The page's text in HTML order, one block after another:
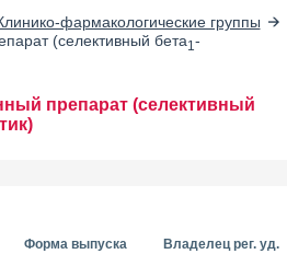
фармакологические группы
(селективный бета1 -
препарат (селективный
Форма выпуска Владелец рег. уд.